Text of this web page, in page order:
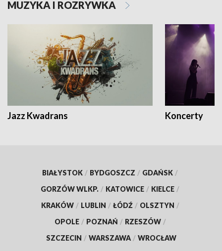
MUZYKA I ROZRYWKA
Jazz Kwadrans Koncerty
BIAŁYSTOK / BYDGOSZCZ / GDAŃSK /
GORZÓW WLKP. / KATOWICE / KIELCE /
KRAKÓW / LUBLIN / ŁÓDŹ / OLSZTYN /
OPOLE / POZNAŃ / RZESZÓW /
SZCZECIN / WARSZAWA / WROCŁAW